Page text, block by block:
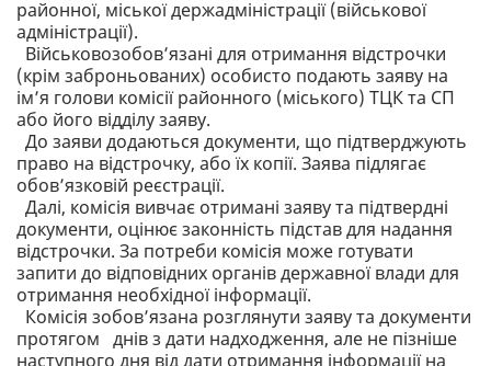
районної, міської держадміністрації (військової
адміністрації).
Військовозобов’язані для отримання відстрочки
(крім заброньованих) особисто подають заяву на
ім’я голови комісії районного (міського) ТЦК та СП
або його відділу заяву.
До заяви додаються документи, що підтверджують
право на відстрочку, або їх копії. Заява підлягає
обов’язковій реєстрації.
Далі, комісія вивчає отримані заяву та підтвердні
документи, оцінює законність підстав для надання
відстрочки. За потреби комісія може готувати
запити до відповідних органів державної влади для
отримання необхідної інформації.
Комісія зобов’язана розглянути заяву та документи
протягом днів з дати надходження, але не пізніше
наступного дня від дати отримання інформації на